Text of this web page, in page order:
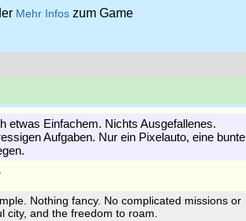
Mehr Infos zum Game
etwas Einfachem. Nichts Ausgefallenes.
Aufgaben. Nur ein Pixelauto, eine bunte
Nothing fancy. No complicated missions or
city, and the freedom to roam.